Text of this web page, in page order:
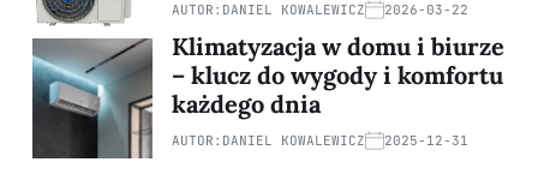
AUTOR: DANIEL KOWALEWICZ 2026-03-22
Klimatyzacja w domu i biurze
– klucz do wygody i komfortu
każdego dnia
AUTOR: DANIEL KOWALEWICZ 2025-12-31